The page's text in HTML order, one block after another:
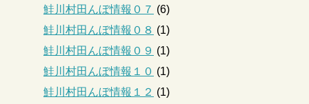
鮭川村田んぼ情報０７ (6)
鮭川村田んぼ情報０８ (1)
鮭川村田んぼ情報０９ (1)
鮭川村田んぼ情報１０ (1)
鮭川村田んぼ情報１２ (1)